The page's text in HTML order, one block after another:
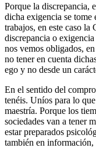
Porque la discrepancia,
dicha exigencia se
trabajos, en este caso la
discrepancia o
nos vemos obligados,
no tener en cuenta
ego y no desde un
En el sentido del
tenéis. Uníos para lo
maestría. Porque los
sociedades van a tener
estar preparados
también en información,